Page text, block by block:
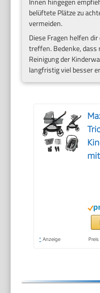
belüftete Plätze zu
vermeiden.
Diese Fragen helfen
treffen. Bedenke, dass
Reinigung der
langfristig viel besser
* Anzeige